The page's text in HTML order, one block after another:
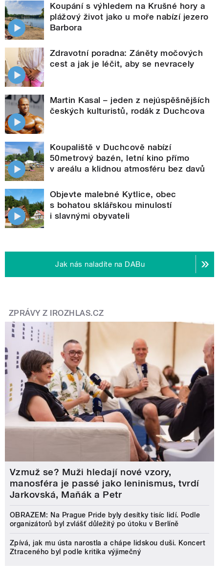
Koupání s výhledem na Krušné hory a
plážový život jako u moře nabízí jezero
Barbora
Zdravotní poradna: Záněty močových
cest a jak je léčit, aby se nevracely
Martin Kasal – jeden z nejúspěšnějších
českých kulturistů, rodák z Duchcova
Koupaliště v Duchcově nabízí
50metrový bazén, letní kino přímo
v areálu a klidnou atmosféru bez davů
Objevte malebné Kytlice, obec
s bohatou sklářskou minulostí
i slavnými obyvateli
Jak nás naladíte na DABu
ZPRÁVY Z IROZHLAS.CZ
Vzmuž se? Muži hledají nové vzory,
manosféra je passé jako leninismus, tvrdí
Jarkovská, Maňák a Petr
OBRAZEM: Na Prague Pride byly desítky tisíc lidí. Podle
organizátorů byl zvlášť důležitý po útoku v Berlíně
Zpívá, jak mu ústa narostla a chápe lidskou duši. Koncert
Ztraceného byl podle kritika výjimečný